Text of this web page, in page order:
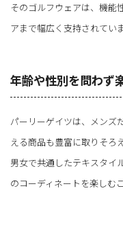
そのゴルフウェアは、機能
アまで幅広く支持されていま
年齢や性別を問わず
パーリーゲイツは、メンズ
える商品も豊富に取りそろ
男女で共通したテキスタイ
のコーディネートを楽しむ